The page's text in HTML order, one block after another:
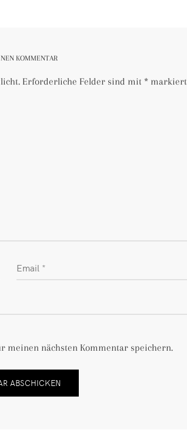
KOMMENTAR
Erforderliche Felder sind mit * markiert
meinen nächsten Kommentar speichern.